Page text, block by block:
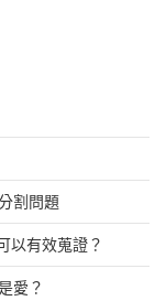
割問題
以有效蒐證？
愛？